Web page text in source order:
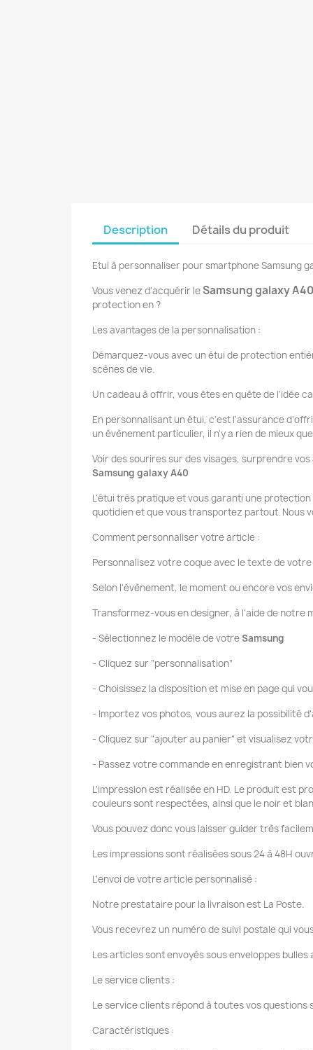
Description Détails du produit
Etui à personnaliser pour smartphone Samsung
Vous venez d'acquérir leSamsung galaxy A40
protection en ?
Les avantages de la personnalisation :
Démarquez-vous avec un étui de protection
scènes de vie.
Un cadeau à offrir, vous êtes en quête de l'idée
En personnalisant un étui, c'est l'assurance
un évènement particulier, il n'y a rien de mieux
Voir des sourires sur des visages, surprendre
Samsung galaxy A40
L'étui très pratique et vous garanti une
quotidien et que vous transportez partout. Nous
Comment personnaliser votre article :
Personnalisez votre coque avec le texte de
Selon l'évènement, le moment ou encore vos
Transformez-vous en designer, à l'aide de
- Sélectionnez le modèle de votreSamsung
- Cliquez sur "personnalisation"
- Choisissez la disposition et mise en page qui
- Importez vos photos, vous aurez la possibilité
- Cliquez sur "ajouter au panier" et visualisez
- Passez votre commande en enregistrant bien
L'impression est réalisée en HD. Le produit est
couleurs sont respectées, ainsi que le noir et
Vous pouvez donc vous laisser guider très
Les impressions sont réalisées sous 24 à 48H
L'envoi de votre article personnalisé :
Notre prestataire pour la livraison est La Poste.
Vous recevrez un numéro de suivi postale qui
Les articles sont envoyés sous enveloppes
Le service clients :
Le service clients répond à toutes vos
Caractéristiques :